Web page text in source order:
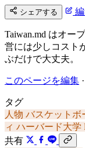
シェアする
Taiwan.md はオー
営には少しコスト
ぶだけで大丈夫。
このページを編集 ·
タグ
人物 バスケットボ
ィ ハーバード大学
共有